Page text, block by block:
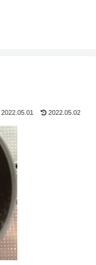
2022.05.01 2022.05.02